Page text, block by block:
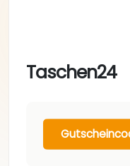
Taschen24